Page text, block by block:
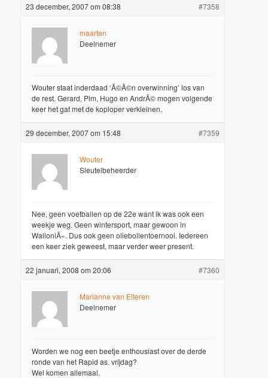
23 december, 2007 om 08:38 #7358
maarten
Deelnemer
Wouter staat inderdaad ‘Ã©Ã©n overwinning’ los van
de rest. Gerard, Pim, Hugo en AndrÃ© mogen volgende
keer het gat met de koploper verkleinen.
29 december, 2007 om 15:48 #7359
Wouter
Sleutelbeheerder
Nee, geen voetballen op de 22e want ik was ook een
weekje weg. Geen wintersport, maar gewoon in
WalloniÃ«. Dus ook geen oliebollentoernooi. Iedereen
een keer ziek geweest, maar verder weer present.
22 januari, 2008 om 20:06 #7360
Marianne van Elteren
Deelnemer
Worden we nog een beetje enthousiast over de derde
ronde van het Rapid as. vrijdag?
Wel komen allemaal.